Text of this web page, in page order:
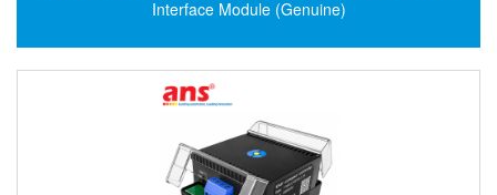
FESTO
FHF (EATON Crouse-Hinds)
Interface Module (Genuine)